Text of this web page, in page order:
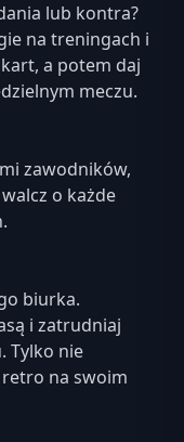
lub kontra?
na treningach i
a potem daj
meczu.
zawodników,
o każde
biurka.
i zatrudniaj
Tylko nie
na swoim